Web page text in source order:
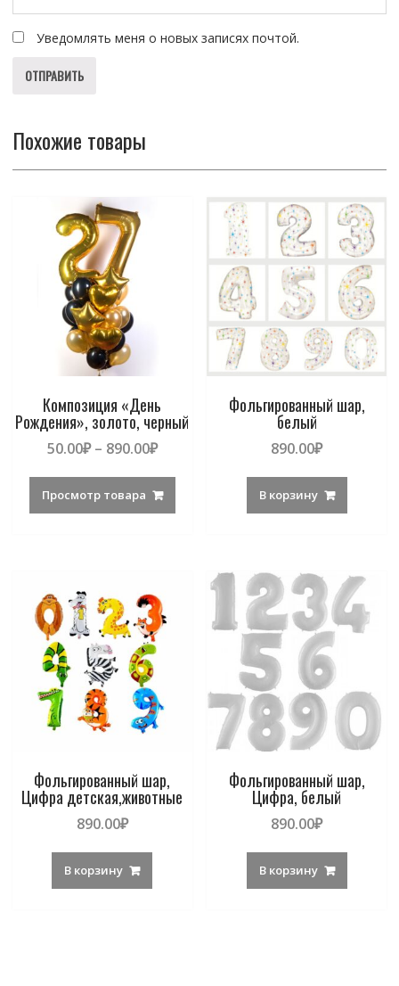
Уведомлять меня о новых записях почтой.
Похожие товары
Композиция «День
Рождения», золото, черный
50.00₽– 890.00₽
Просмотр товара
Фольгированный шар,
белый
890.00₽
В корзину
Фольгированный шар,
Цифра детская,животные
890.00₽
В корзину
Фольгированный шар,
Цифра, белый
890.00₽
В корзину